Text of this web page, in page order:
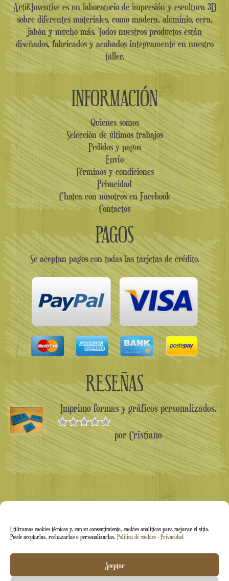
Utilizamos cookies técnicas y, con su consentimiento, cookies analíticas para mejorar el sitio.
Puede aceptarlas, rechazarlas o personalizarlas. Política de cookies - Privacidad
Aceptar
Arti&Inventive es un laboratorio de impresión y escultura 3D
sobre diferentes materiales, como madera, aluminio, cera,
jabón y mucho más. Todos nuestros productos están
diseñados, fabricados y acabados íntegramente en nuestro
taller.
INFORMACIÓN
Quienes somos
Selección de últimos trabajos
Pedidos y pagos
Envío
Términos y condiciones
Privacidad
Chatea con nosotros en Facebook
Contactos
PAGOS
Se aceptan pagos con todas las tarjetas de crédito.
RESEÑAS
Imprimo formas y gráficos personalizados.
Valorado en
5de 5
por Cristiano
Arti&Inventive ® 2005-2026 | N.º IVA 05070120877 |
Empresa inscrita en el Registro de Artesanos CT-711169 |